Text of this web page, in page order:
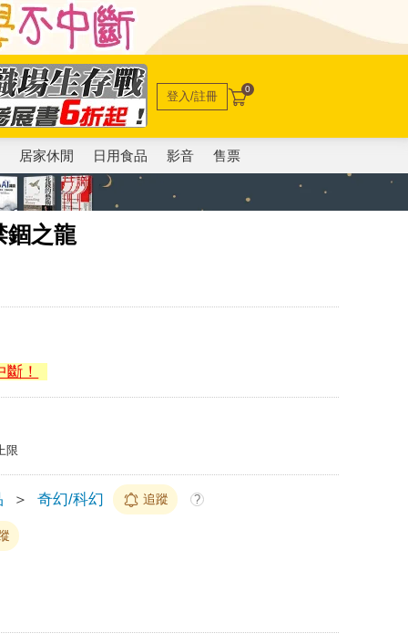
登入/註冊 0
居家休閒 日用食品 影音 售票
錮之龍
！
限
＞ 奇幻/科幻 追蹤 ?